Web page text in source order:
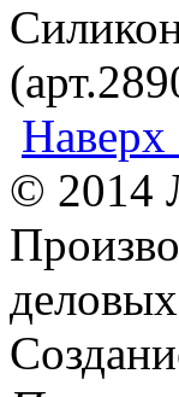
Наверх
© 2014